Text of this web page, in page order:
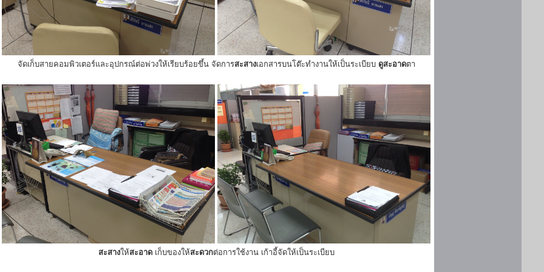
จัดเก็บสายคอมพิวเตอร์และอุปกรณ์ต่อพ่วงให้เรียบร้อยขึ้น จัดการสะสางเอกสารบนโต๊ะทำงานให้เป็นระเบียบ ดูสะอาดตา
สะสางให้สะอาดเก็บของให้สะดวกต่อการใช้งาน เก้าอี้จัดให้เป็นระเบียบ